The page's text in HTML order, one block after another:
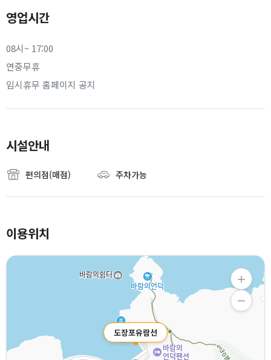
영업시간
08시~ 17:00
연중무휴
임시휴무 홈페이지 공지
시설안내
편의점(매점) 주차가능
이용위치
도장포유람선